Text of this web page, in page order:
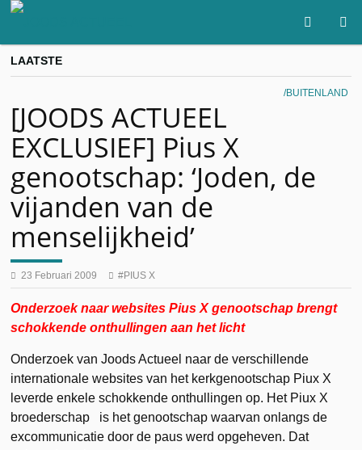
LAATSTE
BUITENLAND
[JOODS ACTUEEL
EXCLUSIEF] Pius X
genootschap: ‘Joden, de
vijanden van de
menselijkheid’
23 Februari 2009 PIUS X
Onderzoek naar websites Pius X genootschap brengt
schokkende onthullingen aan het licht
Onderzoek van Joods Actueel naar de verschillende
internationale websites van het kerkgenootschap Piux X
leverde enkele schokkende onthullingen op. Het Piux X
broederschap is het genootschap waarvan onlangs de
excommunicatie door de paus werd opgeheven. Dat